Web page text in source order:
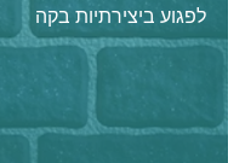
לפגוע ביצירתיות בקה